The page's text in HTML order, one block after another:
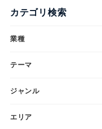
カテゴリ検索
業種
テーマ
ジャンル
エリア